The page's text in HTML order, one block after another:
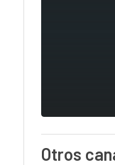
Otros